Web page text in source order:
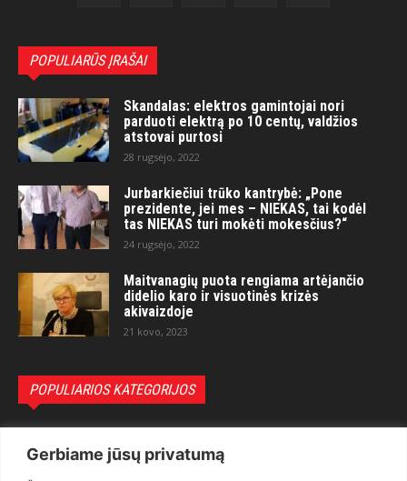
Gerbiame jūsų privatumą
POPULIARŪS ĮRAŠAI
Skandalas: elektros gamintojai nori
parduoti elektrą po 10 centų, valdžios
atstovai purtosi
28 rugsėjo, 2022
Jurbarkiečiui trūko kantrybė: „Pone
prezidente, jei mes – NIEKAS, tai kodėl
tas NIEKAS turi mokėti mokesčius?“
24 rugsėjo, 2022
Maitvanagių puota rengiama artėjančio
didelio karo ir visuotinės krizės
akivaizdoje
21 kovo, 2023
POPULIARIOS KATEGORIJOS